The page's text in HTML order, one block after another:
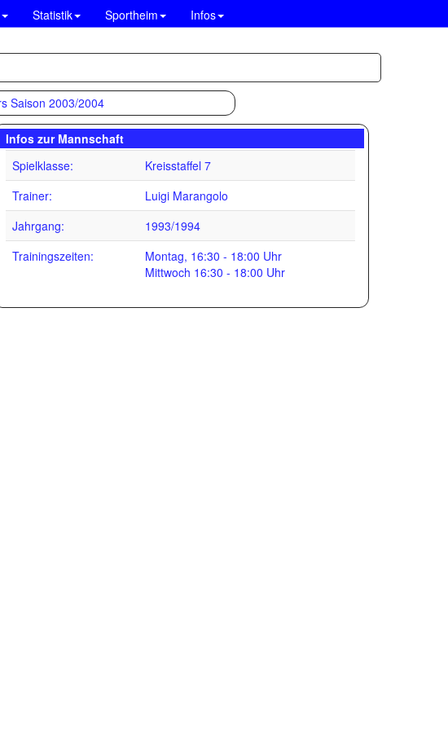
Statistik Sportheim Infos
Infos zur Mannschaft
Spielklasse:
Kreisstaffel 7
Trainer:
Luigi Marangolo
Jahrgang:
1993/1994
Trainingszeiten:
Montag, 16:30 - 18:00 Uhr
Mittwoch 16:30 - 18:00 Uhr